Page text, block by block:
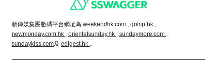
新傳媒集團數碼平台網址為 weekendhk.com , gotrip.hk ,
newmonday.com.hk , orientalsunday.hk , sundaymore.com ,
sundaykiss.com及 edigest.hk 。